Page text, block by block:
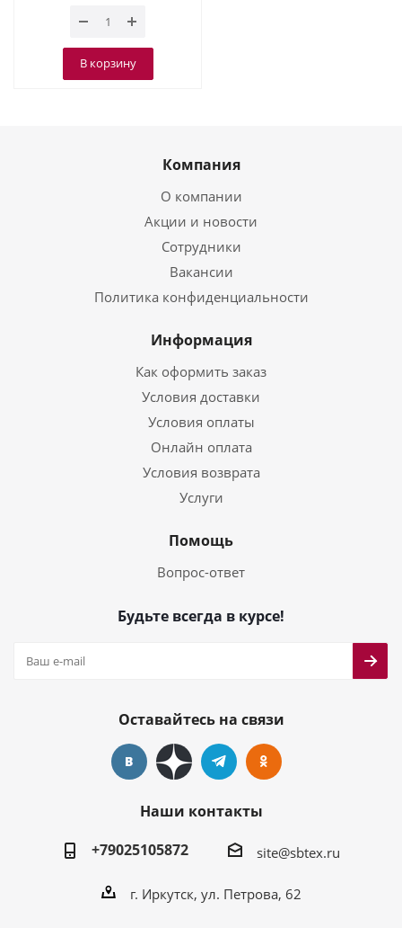
В корзину
Компания
О компании
Акции и новости
Сотрудники
Вакансии
Политика конфиденциальности
Информация
Как оформить заказ
Условия доставки
Условия оплаты
Онлайн оплата
Условия возврата
Услуги
Помощь
Вопрос-ответ
Будьте всегда в курсе!
Оставайтесь на связи
Наши контакты
+79025105872
site@sbtex.ru
г. Иркутск, ул. Петрова, 62